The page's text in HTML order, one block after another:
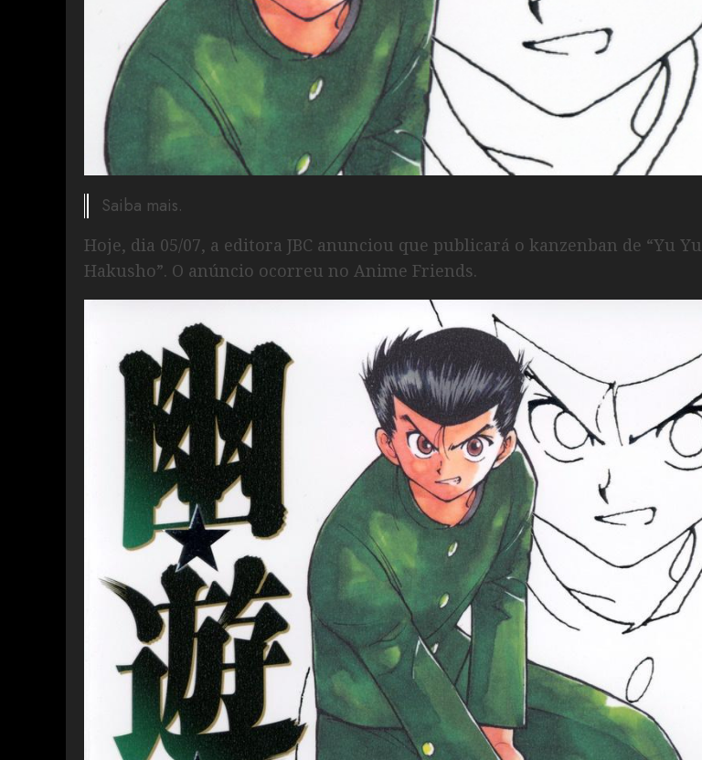
Saiba mais.
Hoje, dia 05/07, a editora JBC anunciou que publicará o kanzenban de “Yu Yu
Hakusho”. O anúncio ocorreu no Anime Friends.